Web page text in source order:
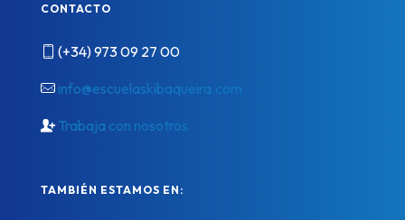
CONTACTO
(+34) 973 09 27 00
info@escuelaskibaqueira.com
Trabaja con nosotros
TAMBIÉN ESTAMOS EN: